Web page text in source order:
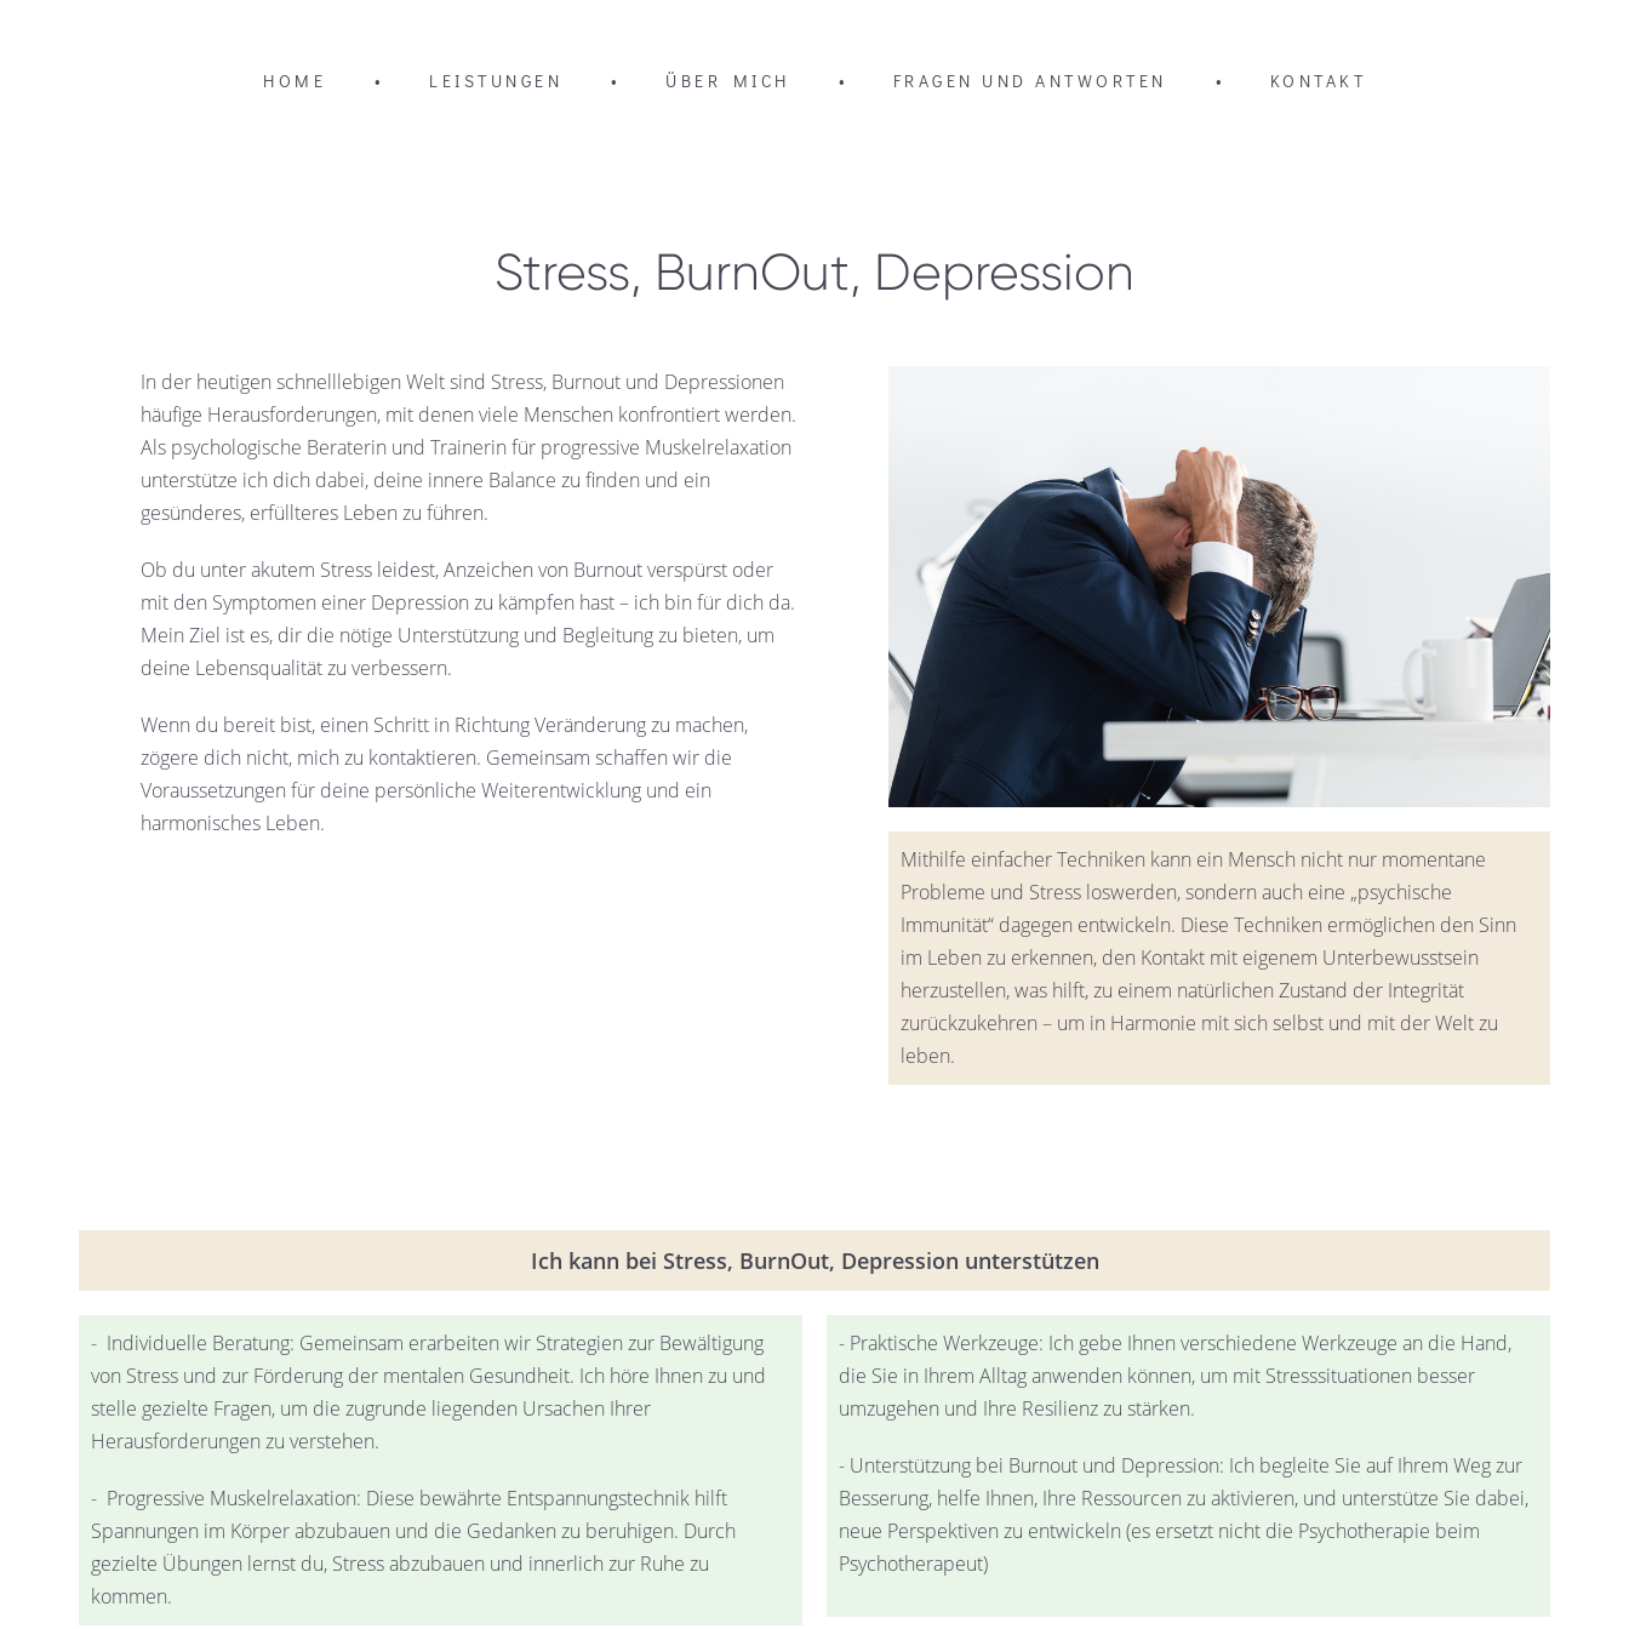
HOME • LEISTUNGEN • ÜBER MICH • FRAGEN UND ANTWORTEN • KONTAKT
Stress, BurnOut, Depression
In der heutigen schnelllebigen Welt sind Stress, Burnout und Depressionen
häufige Herausforderungen, mit denen viele Menschen konfrontiert werden.
Als psychologische Beraterin und Trainerin für progressive Muskelrelaxation
unterstütze ich dich dabei, deine innere Balance zu finden und ein
gesünderes, erfüllteres Leben zu führen.
Ob du unter akutem Stress leidest, Anzeichen von Burnout verspürst oder
mit den Symptomen einer Depression zu kämpfen hast – ich bin für dich da.
Mein Ziel ist es, dir die nötige Unterstützung und Begleitung zu bieten, um
deine Lebensqualität zu verbessern.
Wenn du bereit bist, einen Schritt in Richtung Veränderung zu machen,
zögere dich nicht, mich zu kontaktieren. Gemeinsam schaffen wir die
Voraussetzungen für deine persönliche Weiterentwicklung und ein
harmonisches Leben.
Mithilfe einfacher Techniken kann ein Mensch nicht nur momentane
Probleme und Stress loswerden, sondern auch eine „psychische
Immunität“ dagegen entwickeln. Diese Techniken ermöglichen den Sinn
im Leben zu erkennen, den Kontakt mit eigenem Unterbewusstsein
herzustellen, was hilft, zu einem natürlichen Zustand der Integrität
zurückzukehren – um in Harmonie mit sich selbst und mit der Welt zu
leben.
Ich kann bei Stress, BurnOut, Depression unterstützen
- Individuelle Beratung: Gemeinsam erarbeiten wir Strategien zur Bewältigung
von Stress und zur Förderung der mentalen Gesundheit. Ich höre Ihnen zu und
stelle gezielte Fragen, um die zugrunde liegenden Ursachen Ihrer
Herausforderungen zu verstehen.
- Progressive Muskelrelaxation: Diese bewährte Entspannungstechnik hilft
Spannungen im Körper abzubauen und die Gedanken zu beruhigen. Durch
gezielte Übungen lernst du, Stress abzubauen und innerlich zur Ruhe zu
kommen.
- Praktische Werkzeuge: Ich gebe Ihnen verschiedene Werkzeuge an die Hand,
die Sie in Ihrem Alltag anwenden können, um mit Stresssituationen besser
umzugehen und Ihre Resilienz zu stärken.
- Unterstützung bei Burnout und Depression: Ich begleite Sie auf Ihrem Weg zur
Besserung, helfe Ihnen, Ihre Ressourcen zu aktivieren, und unterstütze Sie dabei,
neue Perspektiven zu entwickeln (es ersetzt nicht die Psychotherapie beim
Psychotherapeut)